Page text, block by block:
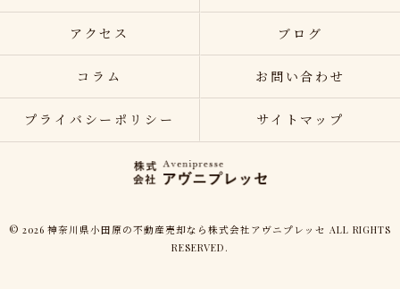
アクセス ブログ
コラム お問い合わせ
プライバシーポリシー サイトマップ
© 2026 神奈川県小田原の不動産売却なら株式会社アヴニプレッセ ALL RIGHTS
RESERVED.